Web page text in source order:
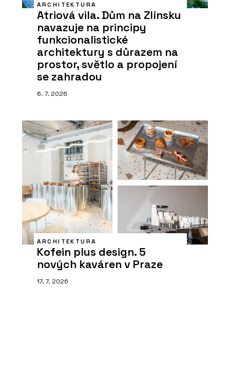
ARCHITEKTURA
Atriová vila. Dům na Zlínsku
navazuje na principy
funkcionalistické
architektury s důrazem na
prostor, světlo a propojení
se zahradou
6. 7. 2026
ARCHITEKTURA
Kofein plus design. 5
nových kaváren v Praze
17. 7. 2026